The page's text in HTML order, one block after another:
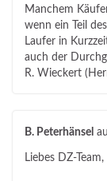
Manchem
wenn ein Teil
Laufer in
auch der
R. Wieckert
B. Peterhänsel
Liebes DZ-Team,